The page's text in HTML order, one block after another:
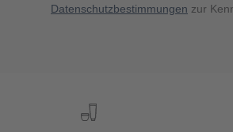
Datenschutzbestimmungen zur